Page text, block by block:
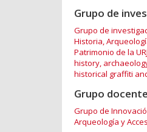
Grupo de
Grupo de
Historia,
Patrimonio de la
history,
historical graffiti
Grupo docente
Grupo de
Arqueología y